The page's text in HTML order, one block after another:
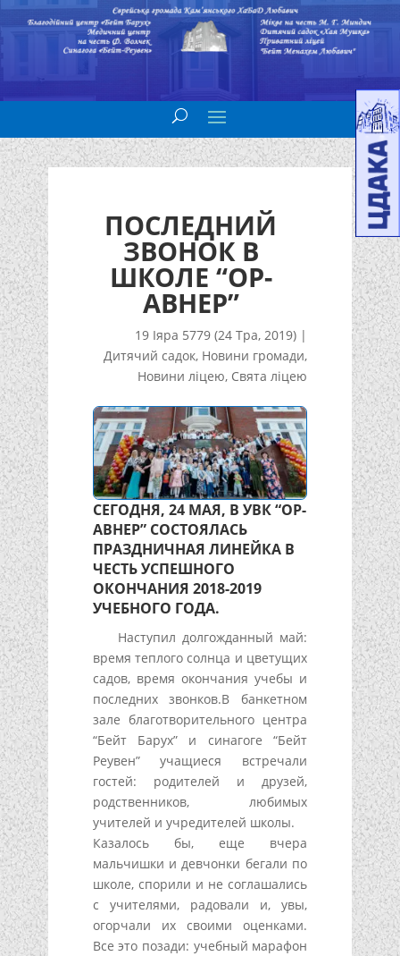
ПОСЛЕДНИЙ
ЗВОНОК В
ШКОЛЕ “ОР-
АВНЕР”
19 Іяра 5779 (24 Тра, 2019) |
Дитячий садок, Новини громади,
Новини ліцею, Свята ліцею
СЕГОДНЯ, 24 МАЯ, В УВК “ОР-
АВНЕР” СОСТОЯЛАСЬ
ПРАЗДНИЧНАЯ ЛИНЕЙКА В
ЧЕСТЬ УСПЕШНОГО
ОКОНЧАНИЯ 2018-2019
УЧЕБНОГО ГОДА.
Наступил долгожданный май:
время теплого солнца и цветущих
садов, время окончания учебы и
последних звонков.В банкетном
зале благотворительного центра
“Бейт Барух” и синагоге “Бейт
Реувен” учащиеся встречали
гостей: родителей и друзей,
родственников, любимых
учителей и учредителей школы.
Казалось бы, еще вчера
мальчишки и девчонки бегали по
школе, спорили и не соглашались
с учителями, радовали и, увы,
огорчали их своими оценками.
Все это позади: учебный марафон